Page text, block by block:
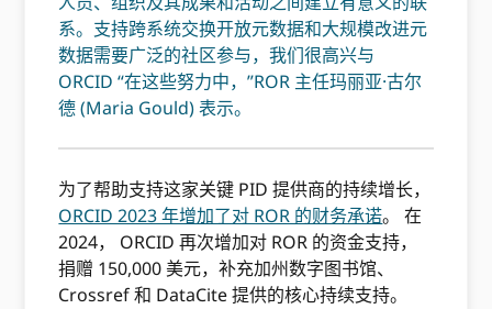
系。支持跨系统交换开放元数据和大规模改进元
数据需要广泛的社区参与，我们很高兴与
ORCID “在这些努力中，”ROR 主任玛丽亚·古尔
德 (Maria Gould) 表示。
为了帮助支持这家关键 PID 提供商的持续增长，
ORCID 2023 年增加了对 ROR 的财务承诺。 在
2024， ORCID 再次增加对 ROR 的资金支持，
捐赠 150,000 美元，补充加州数字图书馆、
Crossref 和 DataCite 提供的核心持续支持。